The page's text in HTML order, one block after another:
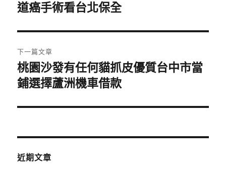
導
覽
一
文
章:
道癌手術看台北保全
下一篇文章
下
一
文
桃園沙發有任何貓抓皮優質台中市當
鋪選擇蘆洲機車借款
近期文章